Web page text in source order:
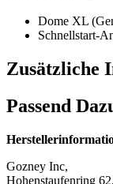
Dome XL
Schnellstart-
Zusätzliche
Passend
Gozney Inc,
Hohenstaufenring 62,